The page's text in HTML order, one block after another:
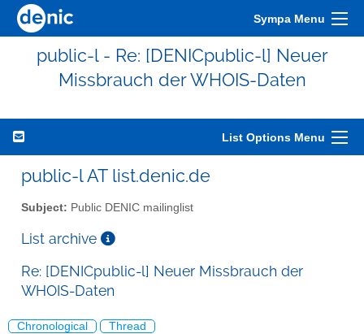
Sympa Menu
public-l - Re: [DENICpublic-l] Neuer
Missbrauch der WHOIS-Daten
List Options Menu
public-l AT list.denic.de
Subject: Public DENIC mailinglist
List archive
Re: [DENICpublic-l] Neuer Missbrauch der
WHOIS-Daten
Chronological Thread